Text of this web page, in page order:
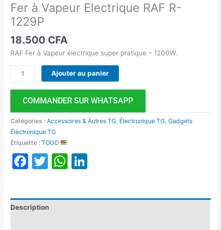
Fer à Vapeur Electrique RAF R-
1229P
18.500 CFA
RAF Fer à Vapeur électrique super pratique – 1200W.
Ajouter au panier
COMMANDER SUR WHATSAPP
Catégories :Accessoires & Autres TG Électronique TG ,Gadgets
Électronique TG
Étiquette :TOGO
Facebook
TwitterWhatsApp
Description